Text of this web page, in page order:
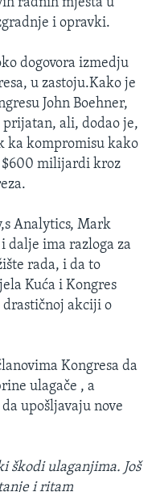
radnih mjesta u
i opravki.
dogovora izmedju
u zastoju.Kako je
John Boehner,
ali, dodao je,
ka kompromisu kako
$600 milijardi kroz
Analytics, Mark
dalje ima razloga za
rada, i da to
Kuća i Kongres
drastičnoj akciji o
Kongresa da
ulagače , a
upošljavaju nove
škodi ulaganjima. Još
i ritam